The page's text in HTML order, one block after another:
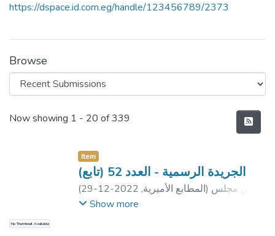
https://dspace.id.com.eg/handle/123456789/2373
Browse
Recent Submissions
Now showing 1 - 20 of 339
No Thumbnail Available
Item
الجريدة الرسمية - العدد 52 (تابع)
( المطابع الأميرية,
2022-12-29 ) رئيس مجلس
وزارة الإسكان والمرافق والمجتمعات
Show more